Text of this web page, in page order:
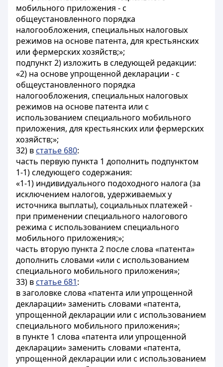
мобильного приложения - с
общеустановленного порядка
налогообложения, специальных налоговых
режимов на основе патента, для крестьянских
или фермерских хозяйств;»;
подпункт 2) изложить в следующей редакции:
«2) на основе упрощенной декларации - с
общеустановленного порядка
налогообложения, специальных налоговых
режимов на основе патента или с
использованием специального мобильного
приложения, для крестьянских или фермерских
хозяйств;»;
32) в статье 680:
часть первую пункта 1 дополнить подпунктом
1-1) следующего содержания:
«1-1) индивидуального подоходного налога (за
исключением налогов, удерживаемых у
источника выплаты), социальных платежей -
при применении специального налогового
режима с использованием специального
мобильного приложения;»;
часть вторую пункта 2 после слова «патента»
дополнить словами «или с использованием
специального мобильного приложения»;
33) в статье 681:
в заголовке слова «патента или упрощенной
декларации» заменить словами «патента,
упрощенной декларации или с использованием
специального мобильного приложения»;
в пункте 1 слова «патента или упрощенной
декларации» заменить словами «патента,
упрощенной декларации или с использованием